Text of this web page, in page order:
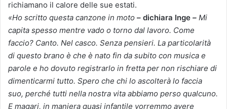
richiamano il calore delle sue estati.
«Ho scritto questa canzone in moto – dichiara Inge – Mi
capita spesso mentre vado o torno dal lavoro. Come
faccio? Canto. Nel casco. Senza pensieri. La particolarità
di questo brano è che è nato fin da subito con musica e
parole e ho dovuto registrarlo in fretta per non rischiare di
dimenticarmi tutto. Spero che chi lo ascolterà lo faccia
suo, perché tutti nella nostra vita abbiamo perso qualcuno.
E magari, in maniera quasi infantile vorremmo avere